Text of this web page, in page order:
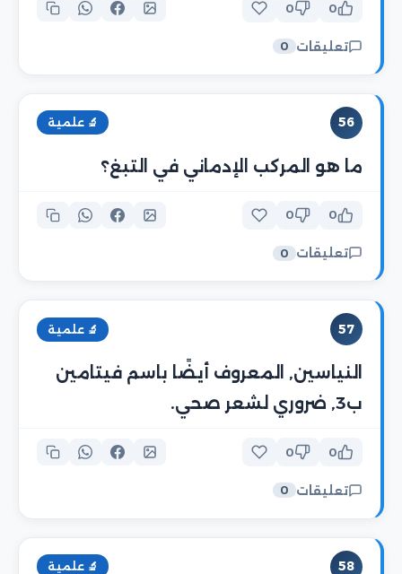
0
0
تعليقات 0
56 🔬 علمية
ما هو المركب الإدماني في التبغ؟
0
0
تعليقات 0
57 🔬 علمية
النياسين, المعروف أيضًا باسم فيتامين
ب3, ضروري لشعر صحي.
0
0
تعليقات 0
58 🔬 علمية